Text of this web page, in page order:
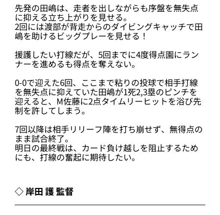
先発の田嶋は、走者を出しながらも序盤を無失点
に抑える立ち上がりを見せる。
2回には渡部が背走からのダイビングキャッチで田
嶋を助けるビッグプレーを見せる！
援護したい打線だが、5回までに4度得点園にラン
ナーを進めるも得点を奪えない。
0-0で迎えた6回、ここまで粘りの投球で相手打線
を無失点に抑えていた田嶋が1死2,3塁のピンチを
迎えると、M佐藤に2点タイムリーヒットを浴び先
制を許してしまう。
7回以降は相手リリーフ陣を打ち崩せず、無得点の
まま試合終了。
明日の最終戦は、カード負け越しを阻止するため
にも、打線の奮起に期待したい。
◇ 岸田 護 監督